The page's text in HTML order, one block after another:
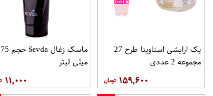
پک ارایشی استاویتا طرح 27
مجموعه 2 عددی
۱۵۹,۶۰۰
ماسک زغال Sevda حجم 75
میلی لیتر
۱۱,۰۰۰